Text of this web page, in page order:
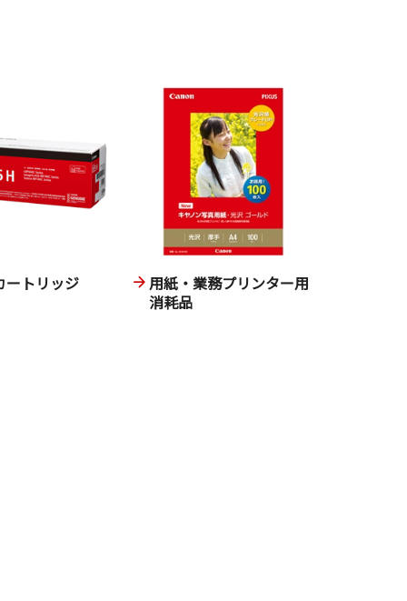
ートリッジ
用紙・業務プリンター用
消耗品